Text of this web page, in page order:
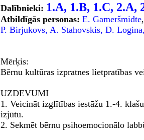
Dalībnieki: 1.A, 1.B, 1.C, 2.A,
Atbildīgās personas: E. Gameršmidte
P. Birjukovs, A. Stahovskis, D. Logina
Mērķis:
Bērnu kultūras izpratnes lietpratības
UZDEVUMI
1. Veicināt izglītības iestāžu 1.-4.
izjūtu.
2. Sekmēt bērnu psihoemocionālo